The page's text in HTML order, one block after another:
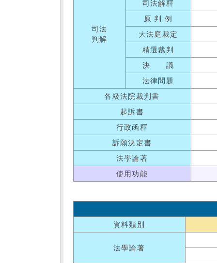
司法
判解
司法解釋
原 判 例
大法庭裁定
精選裁判
決 議
法律問題
各級法院裁判書
起訴書
行政函釋
訴願決定書
法學論著
使用功能
資料類別
法學論著